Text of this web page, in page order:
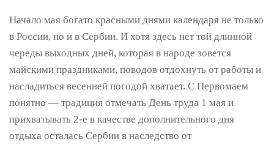
Начало мая богато красными днями календаря не только
в России, но и в Сербии. И хотя здесь нет той длинной
череды выходных дней, которая в народе зовется
майскими праздниками, поводов отдохнуть от работы и
насладиться весенней погодой хватает. С Первомаем
понятно — традиция отмечать День труда 1 мая и
прихватывать 2-е в качестве дополнительного дня
отдыха осталась Сербии в наследство от